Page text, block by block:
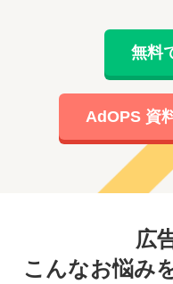
無料
AdOPS 資
広
こんなお悩み